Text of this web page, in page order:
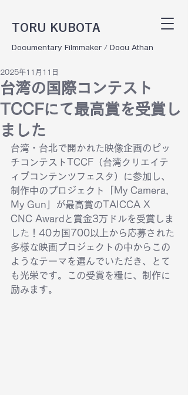
Documentary Filmmaker / Docu Athan
TORU KUBOTA
台湾の国際コンテスト
TCCFにて最高賞を受賞し
ました
2025年11月11日
台湾・台北で開かれた映像企画のピッ
チコンテストTCCF（台湾クリエイテ
ィブコンテンツフェスタ）に参加し、
制作中のプロジェクト「My Camera,
My Gun」が最高賞のTAICCA X
CNC Awardと賞金3万ドルを受賞しま
した！40カ国700以上から応募された
多様な映画プロジェクトの中からこの
ようなテーマを選んでいただき、とて
も光栄です。この受賞を糧に、制作に
励みます。